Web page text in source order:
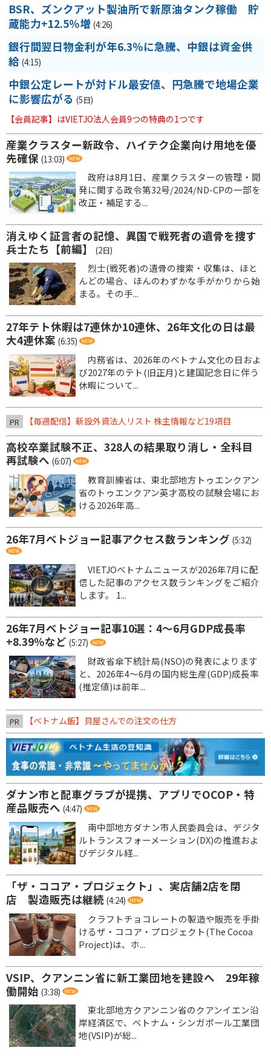
BSR、ズンクアット製油所で新原油タンク稼働 貯
蔵能力+12.5％増 (4:26)
銀行間翌日物金利が年6.3％に急騰、中銀は資金供
給 (4:15)
中銀公定レートが対ドル最安値、円急騰で地場企業
に影響広がる (5日)
【会員記事】はVIETJO法人会員9つの特典の1つです
産業クラスター新政令、ハイテク企業向け用地を優
先確保 (13:03)
政府は8月1日、産業クラスターの管理・開
発に関する政令第32号/2024/ND-CPの一部を
改正・補足する...
消えゆく証言者の記憶、異国で戦死者の遺骨を捜す
兵士たち【前編】
(2日)
烈士(戦死者)の遺骨の捜索・収集は、ほと
んどの場合、ほんのわずかな手がかりから始
まる。その手...
27年テト休暇は7連休か10連休、26年文化の日は最
大4連休案 (6:35)
内務省は、2026年のベトナム文化の日およ
び2027年のテト(旧正月)と建国記念日に伴う
休暇について...
PR 【毎週配信】新設外資法人リスト 株主情報など19項目
高校卒業試験不正、328人の結果取り消し・全科目
再試験へ (6:07)
教育訓練省は、東北部地方トゥエンクアン
省のトゥエンクアン英才高校の試験会場にお
ける2026年高...
26年7月ベトジョー記事アクセス数ランキング (5:32)
VIETJOベトナムニュースが2026年7月に配
信した記事のアクセス数ランキングをご紹介
します。 1...
26年7月ベトジョー記事10選：4～6月GDP成長率
+8.39％など (5:27)
財政省傘下統計局(NSO)の発表によります
と、2026年4～6月の国内総生産(GDP)成長率
(推定値)は前年...
PR 【ベトナム飯】貝屋さんでの注文の仕方
ダナン市と配車グラブが提携、アプリでOCOP・特
産品販売へ (4:47)
南中部地方ダナン市人民委員会は、デジタ
ルトランスフォーメーション(DX)の推進およ
びデジタル経...
「ザ・ココア・プロジェクト」、実店舗2店を閉
店 製造販売は継続 (4:24)
クラフトチョコレートの製造や販売を手掛
けるザ・ココア・プロジェクト(The Cocoa
Project)は、ホ...
VSIP、クアンニン省に新工業団地を建設へ 29年稼
働開始 (3:38)
東北部地方クアンニン省のクアンイエン沿
岸経済区で、ベトナム・シンガポール工業団
地(VSIP)が総...